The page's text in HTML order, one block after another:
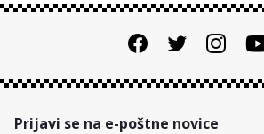
Prijavi se na e-poštne novice